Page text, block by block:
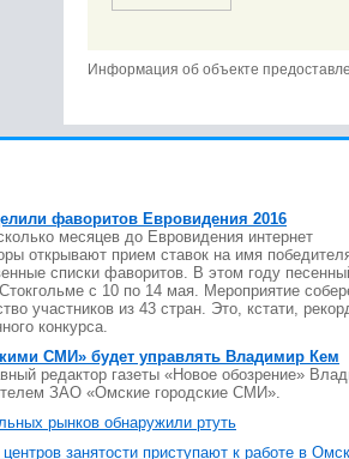
Информация об объекте
фаворитов Евровидения 2016
месяцев до Евровидения интернет
открывают прием ставок на имя
списки фаворитов. В этом году
с 10 по 14 мая. Мероприятие
участников из 43 стран. Это, кстати,
конкурса.
СМИ» будет управлять Владимир Кем
редактор газеты «Новое обозрение»
ЗАО «Омские городские СМИ».
рынков обнаружили ртуть
занятости приступают к работе в